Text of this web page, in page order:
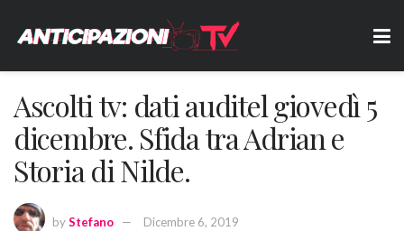
Ascolti tv: dati auditel giovedì 5
dicembre. Sfida tra Adrian e
Storia di Nilde.
byStefano Dicembre 6, 2019